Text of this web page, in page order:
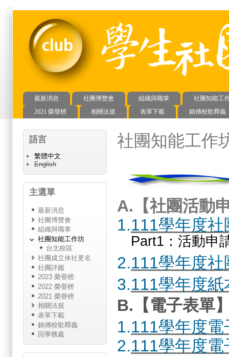
主選單
最新消息 社團博覽會 組織與職掌
社團知能工
2021 榮譽榜
相關法規 表單下載 銘傳校歌釋義
社團知能工作
A.【社團活動
1.111學年度
Part1：活動申
2.111學年度
3.111學年度
B.【電子表單
1.111學年度
2.111學年度
語言
繁體中文
English
主選單
最新消息
社團博覽會
組織與職掌
社團知能工作坊
台北校區
社團成立休社更名
社團評鑑
2023 榮譽榜
2022 榮譽榜
2021 榮譽榜
相關法規
表單下載
銘傳校歌釋義
回學務處